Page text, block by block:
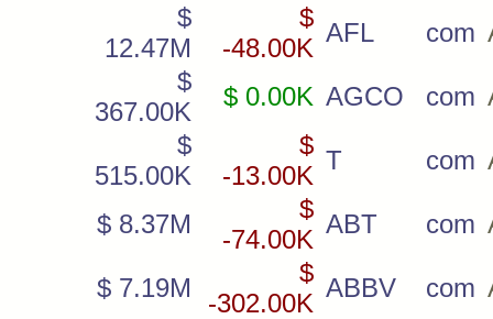
$
12.47M
$
-48.00K
AFL com
$
367.00K
$ 0.00K AGCO com
$
515.00K
$
-13.00K
T com
$ 8.37M
$
-74.00K
ABT com
$ 7.19M
$
-302.00K
ABBV com